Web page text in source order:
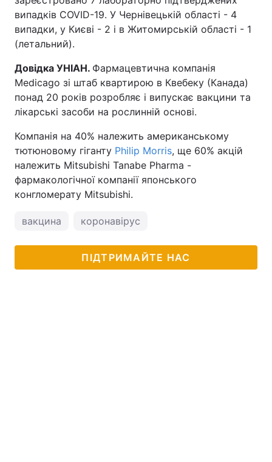
випадків COVID-19. У Чернівецькій області - 4
випадки, у Києві - 2 і в Житомирській області - 1
(летальний).
Довідка УНІАН. Фармацевтична компанія
Medicago зі штаб квартирою в Квебеку (Канада)
понад 20 років розробляє і випускає вакцини та
лікарські засоби на рослинній основі.
Компанія на 40% належить американському
тютюновому гіганту Philip Morris, ще 60% акцій
належить Mitsubishi Tanabe Pharma -
фармакологічної компанії японського
конгломерату Mitsubishi.
вакцина коронавірус
ПІДТРИМАЙТЕ НАС